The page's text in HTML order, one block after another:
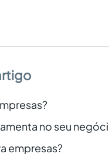
no seu
empresas?